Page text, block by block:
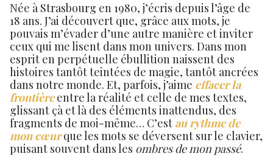
Née à Strasbourg en 1980, j’écris depuis l’âge de
18 ans. J’ai découvert que, grâce aux mots, je
pouvais m’évader d’une autre manière et inviter
ceux qui me lisent dans mon univers. Dans mon
esprit en perpétuelle ébullition naissent des
histoires tantôt teintées de magie, tantôt ancrées
dans notre monde. Et, parfois, j’aime effacer la
frontièreentre la réalité et celle de mes textes,
glissant çà et là des éléments inattendus, des
fragments de moi-même… C’est au rythme de
mon cœurque les mots se déversent sur le clavier,
puisant souvent dans les ombres de mon passé.